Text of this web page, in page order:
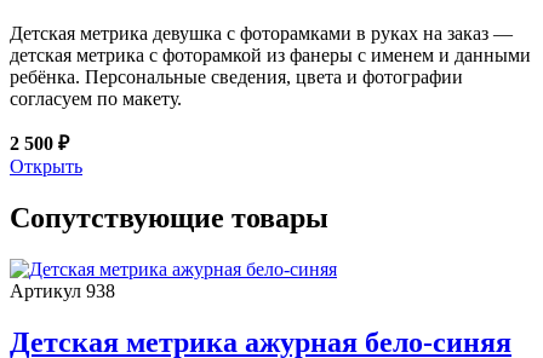
Детская метрика девушка с фоторамками в руках на заказ —
детская метрика с фоторамкой из фанеры с именем и данными
ребёнка. Персональные сведения, цвета и фотографии
согласуем по макету.
2 500 ₽
Открыть
Сопутствующие товары
Артикул 938
Детская метрика ажурная бело-синяя